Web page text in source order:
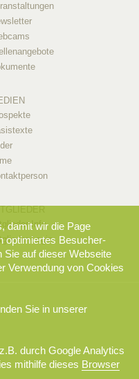
Info
Login
damit wir die Page
optimiertes Besucher-
Sie auf dieser Webseite
Verwendung von Cookies
Sie in unserer
durch Google Analytics
mithilfe dieses Browser